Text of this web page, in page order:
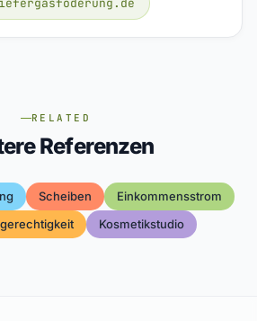
RELATED
Referenzen
Scheiben
Einkommensstrom
Kosmetikstudio